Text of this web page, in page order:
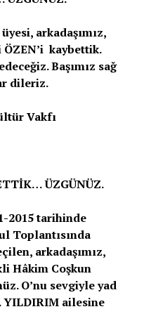
arkadaşımız,
kaybettik.
Başımız sağ
dileriz.
Vakfı
ÜZGÜNÜZ.
2015 tarihinde
Toplantısında
arkadaşımız,
Hâkim Coşkun
O’nu sevgiyle yad
YILDIRIM ailesine